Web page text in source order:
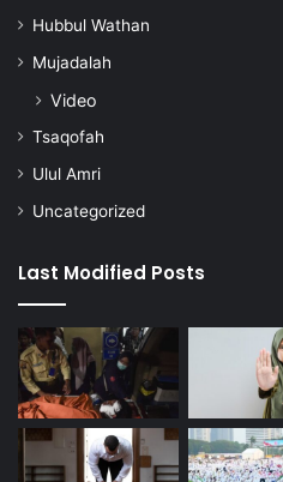
Hubbul Wathan
Mujadalah
Video
Tsaqofah
Ulul Amri
Uncategorized
Last Modified Posts